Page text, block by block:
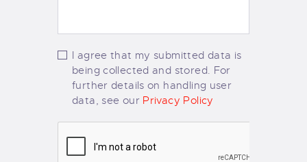
I agree that my submitted data is
being collected and stored. For
further details on handling user
data, see our Privacy Policy